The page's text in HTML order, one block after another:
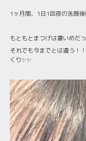
1ヶ月間、1日1回夜の洗顔
もともとまつげは濃いめだっ
それでも今までとは違う！
くり✨✨